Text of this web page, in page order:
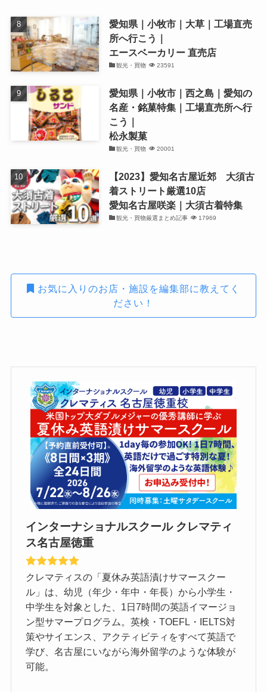
愛知県｜小牧市｜大草｜工場直売
所へ行こう｜
エースベーカリー 直売店
観光・買物 23591
愛知県｜小牧市｜西之島｜愛知の
名産・銘菓特集｜工場直売所へ行
こう｜
松永製菓
観光・買物 20001
【2023】愛知名古屋近郊 大須古
着ストリート厳選10店
愛知名古屋咲楽｜大須古着特集
観光・買物厳選まとめ記事 17969
お気に入りのお店・施設を編集部に教えてく
ださい！
インターナショナルスクール クレマティ
ス名古屋徳重
クレマティスの「夏休み英語漬けサマースクー
ル」は、幼児（年少・年中・年長）から小学生・
中学生を対象とした、1日7時間の英語イマージョ
ン型サマープログラム。英検・TOEFL・IELTS対
策やサイエンス、アクティビティをすべて英語で
学び、名古屋にいながら海外留学のような体験が
可能。